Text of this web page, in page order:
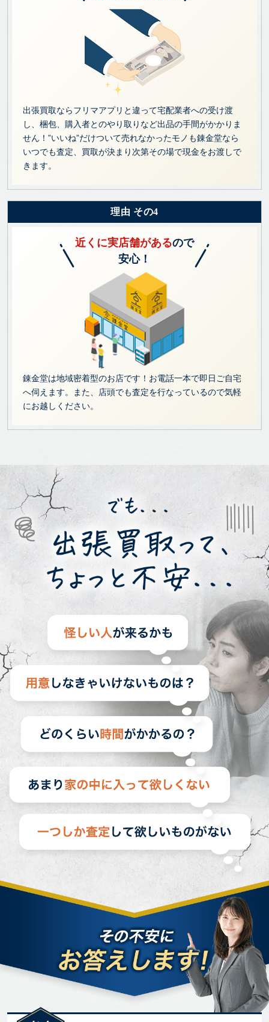
出張買取ならフリマアプリと違って宅配業者への受け渡
し、梱包、購入者とのやり取りなど出品の手間がかかりま
せん！”いいね”だけついて売れなかったモノも錬金堂なら
いつでも査定、買取が決まり次第その場で現金をお渡しで
きます。
理由 その4
近くに実店舗があるので
安心！
錬金堂は地域密着型のお店です！お電話一本で即日ご自宅
へ伺えます。また、店頭でも査定を行なっているので気軽
にお越しください。